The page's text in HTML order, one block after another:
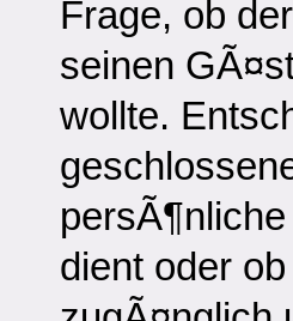
Frage, ob
seinen
wollte.
dient oder